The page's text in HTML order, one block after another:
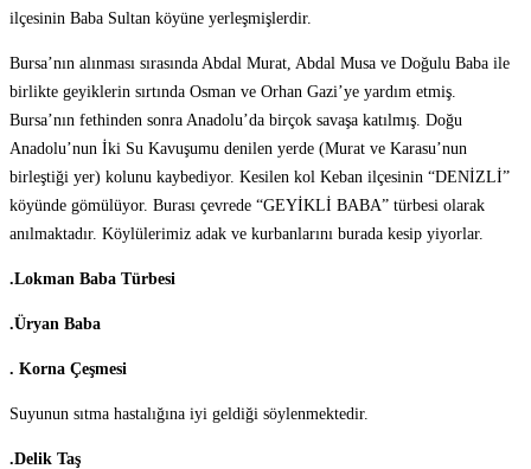
ilçesinin Baba Sultan köyüne yerleşmişlerdir.
Bursa’nın alınması sırasında Abdal Murat, Abdal Musa ve Doğulu Baba ile
birlikte geyiklerin sırtında Osman ve Orhan Gazi’ye yardım etmiş.
Bursa’nın fethinden sonra Anadolu’da birçok savaşa katılmış. Doğu
Anadolu’nun İki Su Kavuşumu denilen yerde (Murat ve Karasu’nun
birleştiği yer) kolunu kaybediyor. Kesilen kol Keban ilçesinin “DENİZLİ”
köyünde gömülüyor. Burası çevrede “GEYİKLİ BABA” türbesi olarak
anılmaktadır. Köylülerimiz adak ve kurbanlarını burada kesip yiyorlar.
.Lokman Baba Türbesi
.Üryan Baba
. Korna Çeşmesi
Suyunun sıtma hastalığına iyi geldiği söylenmektedir.
.Delik Taş